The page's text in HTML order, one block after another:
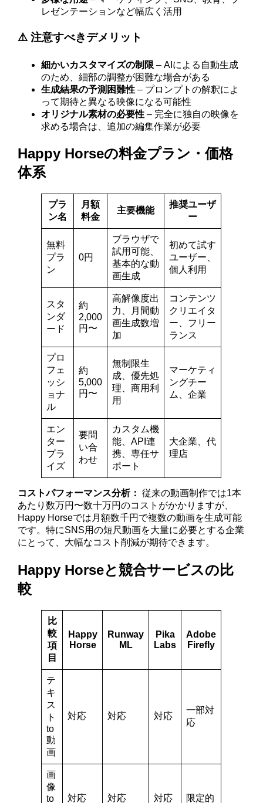
レゼンテーションなど幅広く活用
⚠️ 注意すべきデメリット
細かいカスタマイズの制限 – AIによる自動生成
のため、細部の調整が困難な場合がある
生成結果の予測困難性 – プロンプトの解釈によ
って期待と異なる映像になる可能性
オリジナル素材の必要性 – 完全に独自の映像を
求める場合は、追加の編集作業が必要
Happy Horseの料金プラン・価格
体系
プラ
ン名
月額
料金
主要機能
推奨ユーザ
ー
無料
プラ
ン
0円
ブラウザで
試用可能、
基本的な動
画生成
初めて試す
ユーザー、
個人利用
スタ
ンダ
ード
約
2,000
円〜
高解像度出
力、月間動
画生成数増
加
コンテンツ
クリエイタ
ー、フリー
ランス
プロ
フェ
ッシ
ョナ
ル
約
5,000
円〜
無制限生
成、優先処
理、商用利
用
マーケティ
ングチー
ム、企業
エン
ター
プラ
イズ
要問
い合
わせ
カスタム機
能、API連
携、専任サ
ポート
大企業、代
理店
コストパフォーマンス分析： 従来の動画制作では1本
あたり数万円〜数十万円のコストがかかりますが、
Happy Horseでは月額数千円で複数の動画を生成可能
です。特にSNS用の短尺動画を大量に必要とする企業
にとって、大幅なコスト削減が期待できます。
Happy Horseと競合サービスの比
較
比
較
項
目
Happy
Horse
Runway
ML
Pika
Labs
Adobe
Firefly
テ
キ
ス
ト
to
動
画
対応 対応 対応
一部対
応
画
像
to
対応 対応 対応 限定的